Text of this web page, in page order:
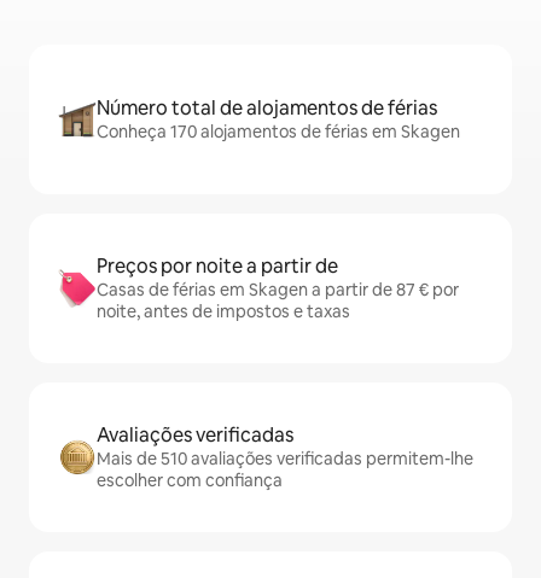
Número total de alojamentos de férias
Conheça 170 alojamentos de férias em Skagen
Preços por noite a partir de
Casas de férias em Skagen a partir de 87 € por
noite, antes de impostos e taxas
Avaliações verificadas
Mais de 510 avaliações verificadas permitem-lhe
escolher com confiança